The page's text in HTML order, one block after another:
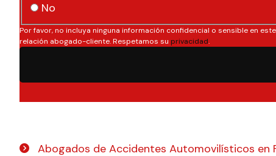
No
Por favor, no incluya ninguna información confidencial o sensible en
relación abogado-cliente. Respetamos su privacidad.
Abogados de Accidentes Automovilísticos en